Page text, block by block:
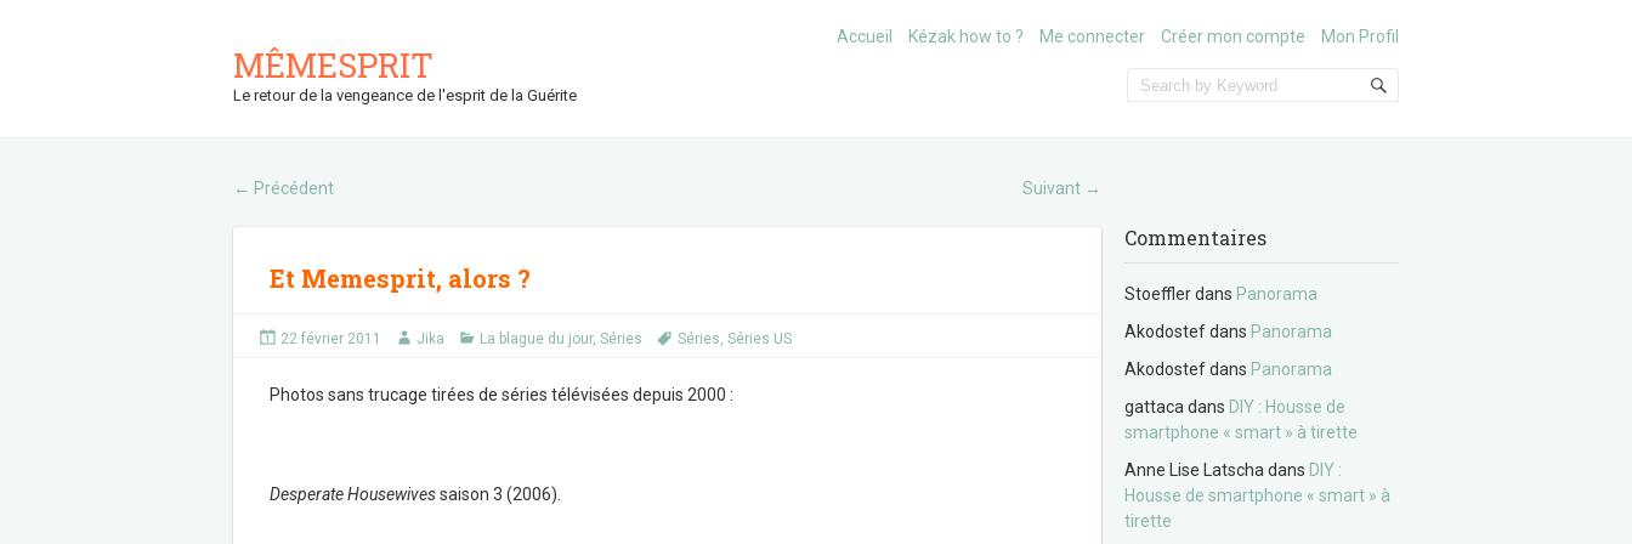
MÊMESPRIT
Le retour de la vengeance de l'esprit de la Guérite
Accueil Kézak how to ? Me connecter Créer mon compte Mon Profil
← Précédent Suivant →
Et Memesprit, alors ?
22 février 2011 Jika La blague du jour, Séries Séries, Séries US
Photos sans trucage tirées de séries télévisées depuis 2000 :
Desperate Housewivessaison 3 (2006).
Commentaires
Stoefflerdans Panorama
Akodostefdans Panorama
Akodostefdans Panorama
gattaca dans DIY : Housse de
smartphone « smart » à tirette
Anne Lise Latscha dans DIY :
Housse de smartphone « smart » à
tirette